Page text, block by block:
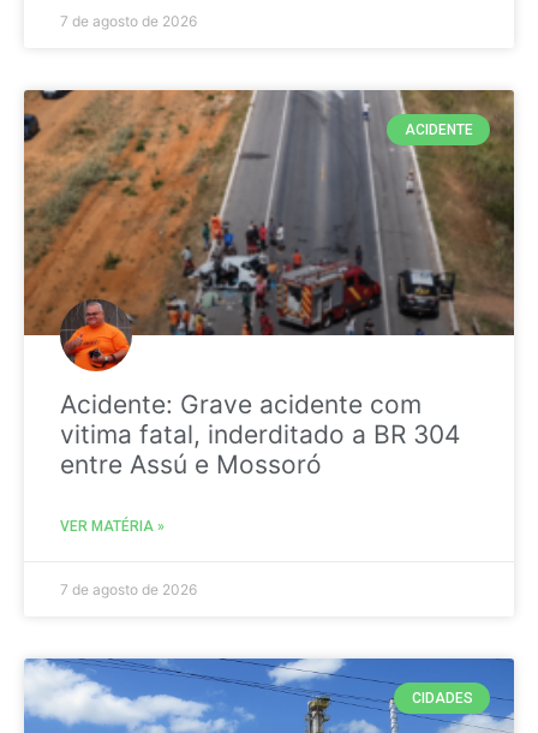
7 de agosto de 2026
ACIDENTE
Acidente: Grave acidente com
vitima fatal, inderditado a BR 304
entre Assú e Mossoró
VER MATÉRIA »
7 de agosto de 2026
CIDADES